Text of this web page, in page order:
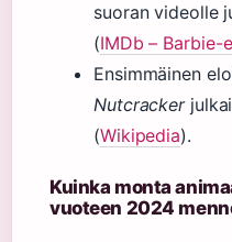
suoran videolle
(IMDb – Barbie-
Ensimmäinen
Nutcracker
(Wikipedia).
Kuinka monta
vuoteen 2024